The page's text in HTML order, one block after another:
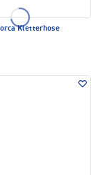
Kletterhose